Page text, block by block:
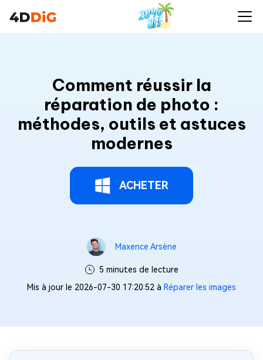
Comment réussir la
réparation de photo :
méthodes, outils et astuces
modernes
ACHETER
Maxence Arsène
5 minutes de lecture
Mis à jour le 2026-07-30 17:20:52 à Réparer les images